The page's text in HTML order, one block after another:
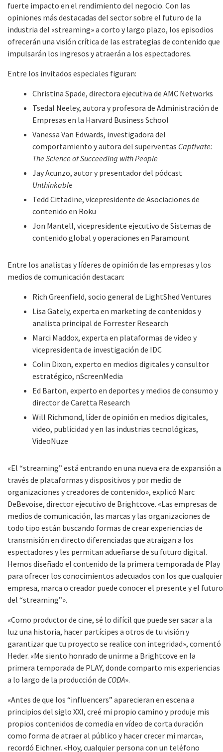
fuerte impacto en el rendimiento del negocio. Con las
opiniones más destacadas del sector sobre el futuro de la
industria del «streaming» a corto y largo plazo, los episodios
ofrecerán una visión crítica de las estrategias de contenido que
impulsarán los ingresos y atraerán a los espectadores.
Entre los invitados especiales figuran:
Christina Spade, directora ejecutiva de AMC Networks
Tsedal Neeley, autora y profesora de Administración de
Empresas en la Harvard Business School
Vanessa Van Edwards, investigadora del
comportamiento y autora del superventas Captivate:
The Science of Succeeding with People
Jay Acunzo, autor y presentador del pódcast
Unthinkable
Tedd Cittadine, vicepresidente de Asociaciones de
contenido en Roku
Jon Mantell, vicepresidente ejecutivo de Sistemas de
contenido global y operaciones en Paramount
Entre los analistas y líderes de opinión de las empresas y los
medios de comunicación destacan:
Rich Greenfield, socio general de LightShed Ventures
Lisa Gately, experta en marketing de contenidos y
analista principal de Forrester Research
Marci Maddox, experta en plataformas de video y
vicepresidenta de investigación de IDC
Colin Dixon, experto en medios digitales y consultor
estratégico, nScreenMedia
Ed Barton, experto en deportes y medios de consumo y
director de Caretta Research
Will Richmond, líder de opinión en medios digitales,
video, publicidad y en las industrias tecnológicas,
VideoNuze
«El “streaming” está entrando en una nueva era de expansión a
través de plataformas y dispositivos y por medio de
organizaciones y creadores de contenido», explicó Marc
DeBevoise, director ejecutivo de Brightcove. «Las empresas de
medios de comunicación, las marcas y las organizaciones de
todo tipo están buscando formas de crear experiencias de
transmisión en directo diferenciadas que atraigan a los
espectadores y les permitan adueñarse de su futuro digital.
Hemos diseñado el contenido de la primera temporada de Play
para ofrecer los conocimientos adecuados con los que cualquier
empresa, marca o creador puede conocer el presente y el futuro
del “streaming”».
«Como productor de cine, sé lo difícil que puede ser sacar a la
luz una historia, hacer partícipes a otros de tu visión y
garantizar que tu proyecto se realice con integridad», comentó
Heder. «Me siento honrado de unirme a Brightcove en la
primera temporada de PLAY, donde comparto mis experiencias
a lo largo de la producción de CODA».
«Antes de que los “influencers” aparecieran en escena a
principios del siglo XXI, creé mi propio camino y produje mis
propios contenidos de comedia en vídeo de corta duración
como forma de atraer al público y hacer crecer mi marca»,
recordó Eichner. «Hoy, cualquier persona con un teléfono